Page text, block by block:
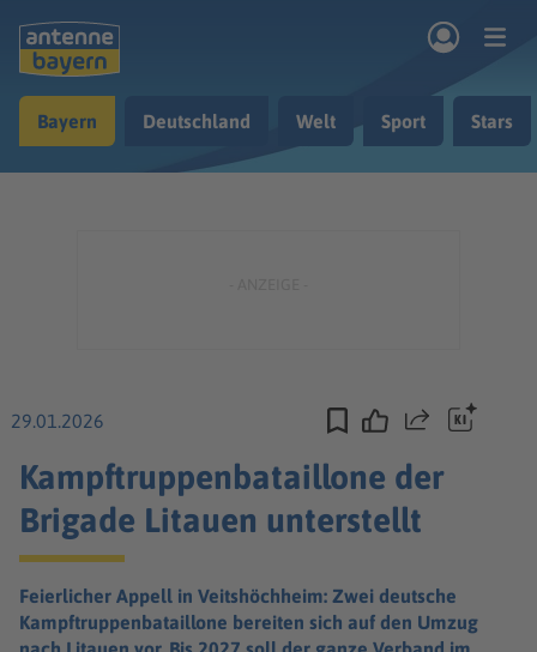
Musik & Radio
Bayern Deutschland Welt Sport Stars
29.01.2026 Teilen
Kampftruppenbataillone der
Brigade Litauen unterstellt
Feierlicher Appell in Veitshöchheim: Zwei deutsche
Kampftruppenbataillone bereiten sich auf den Umzug